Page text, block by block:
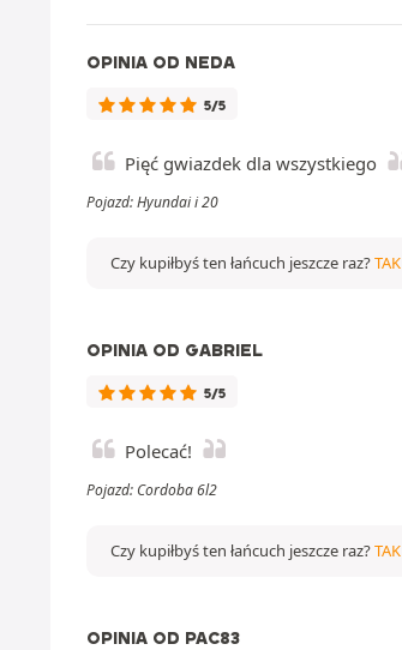
OPINIA OD NEDA
5/5
Pięć gwiazdek dla wszystkiego
Pojazd: Hyundai i 20
Czy kupiłbyś ten łańcuch jeszcze raz?TAK
OPINIA OD GABRIEL
5/5
Polecać!
Pojazd: Cordoba 6l2
Czy kupiłbyś ten łańcuch jeszcze raz?TAK
OPINIA OD PAC83